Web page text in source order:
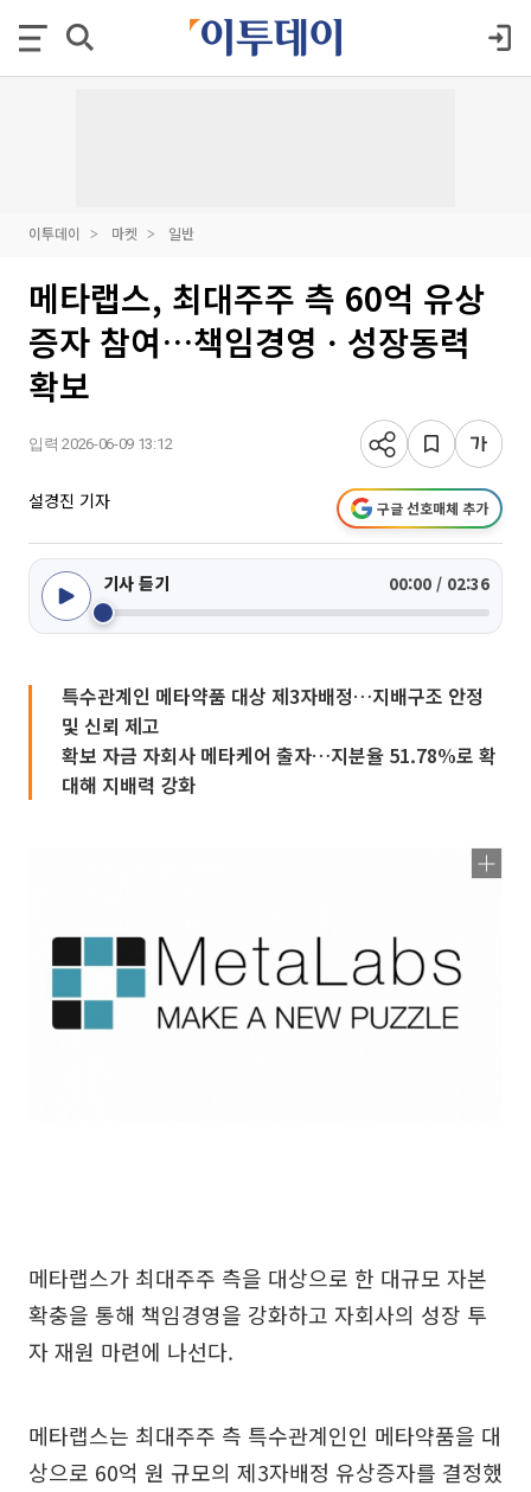
이투데이 마켓 일반
메타랩스, 최대주주 측 60억 유상
증자 참여…책임경영ㆍ성장동력
확보
입력 2026-06-09 13:12
설경진 기자 구글 선호매체 추가
기사 듣기 00:00 / 02:36
특수관계인 메타약품 대상 제3자배정…지배구조 안정
및 신뢰 제고
확보 자금 자회사 메타케어 출자…지분율 51.78%로 확
대해 지배력 강화
메타랩스가 최대주주 측을 대상으로 한 대규모 자본
확충을 통해 책임경영을 강화하고 자회사의 성장 투
자 재원 마련에 나선다.
메타랩스는 최대주주 측 특수관계인인 메타약품을 대
상으로 60억 원 규모의 제3자배정 유상증자를 결정했